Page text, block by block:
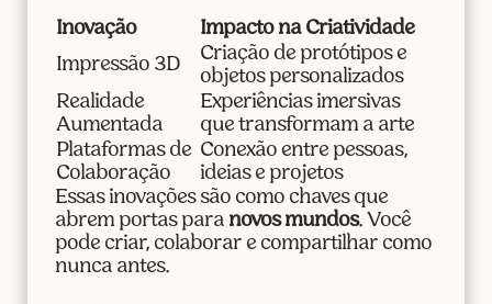
Inovação
Impacto na Criatividade
Impressão 3D
Criação de protótipos e
objetos personalizados
Realidade
Aumentada
Experiências imersivas
que transformam a arte
Plataformas de
Colaboração
Conexão entre pessoas,
ideias e projetos
Essas inovações são como chaves que
abrem portas para novos mundos. Você
pode criar, colaborar e compartilhar como
nunca antes.